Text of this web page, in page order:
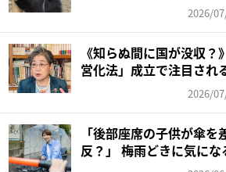
2026/
《知らぬ間に国が没収？
営化法」成立で注目さ
2026/
「後部座席の子供が傘を
反？」 梅雨どきに気に